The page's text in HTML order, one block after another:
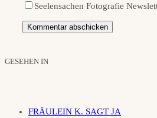
Seelensachen Fotografie
GESEHEN IN
FRÄULEIN K. SAGT JA